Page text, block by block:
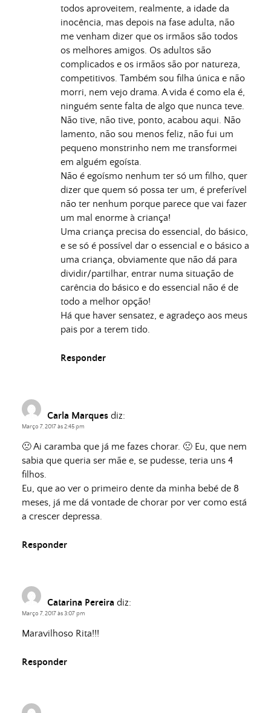
todos aproveitem, realmente, a idade da
inocência, mas depois na fase adulta, não
me venham dizer que os irmãos são todos
os melhores amigos. Os adultos são
complicados e os irmãos são por natureza,
competitivos. Também sou filha única e não
morri, nem vejo drama. A vida é como ela é,
ninguém sente falta de algo que nunca teve.
Não tive, não tive, ponto, acabou aqui. Não
lamento, não sou menos feliz, não fui um
pequeno monstrinho nem me transformei
em alguém egoísta.
Não é egoísmo nenhum ter só um filho, quer
dizer que quem só possa ter um, é preferível
não ter nenhum porque parece que vai fazer
um mal enorme à criança!
Uma criança precisa do essencial, do básico,
e se só é possível dar o essencial e o básico a
uma criança, obviamente que não dá para
dividir/partilhar, entrar numa situação de
carência do básico e do essencial não é de
todo a melhor opção!
Há que haver sensatez, e agradeço aos meus
pais por a terem tido.
Responder
Carla Marques diz:
Março 7, 2017 às 2:45 pm
🙁 Ai caramba que já me fazes chorar. 🙁 Eu, que nem
sabia que queria ser mãe e, se pudesse, teria uns 4
filhos.
Eu, que ao ver o primeiro dente da minha bebé de 8
meses, já me dá vontade de chorar por ver como está
a crescer depressa.
Responder
Catarina Pereira diz:
Março 7, 2017 às 3:07 pm
Maravilhoso Rita!!!
Responder